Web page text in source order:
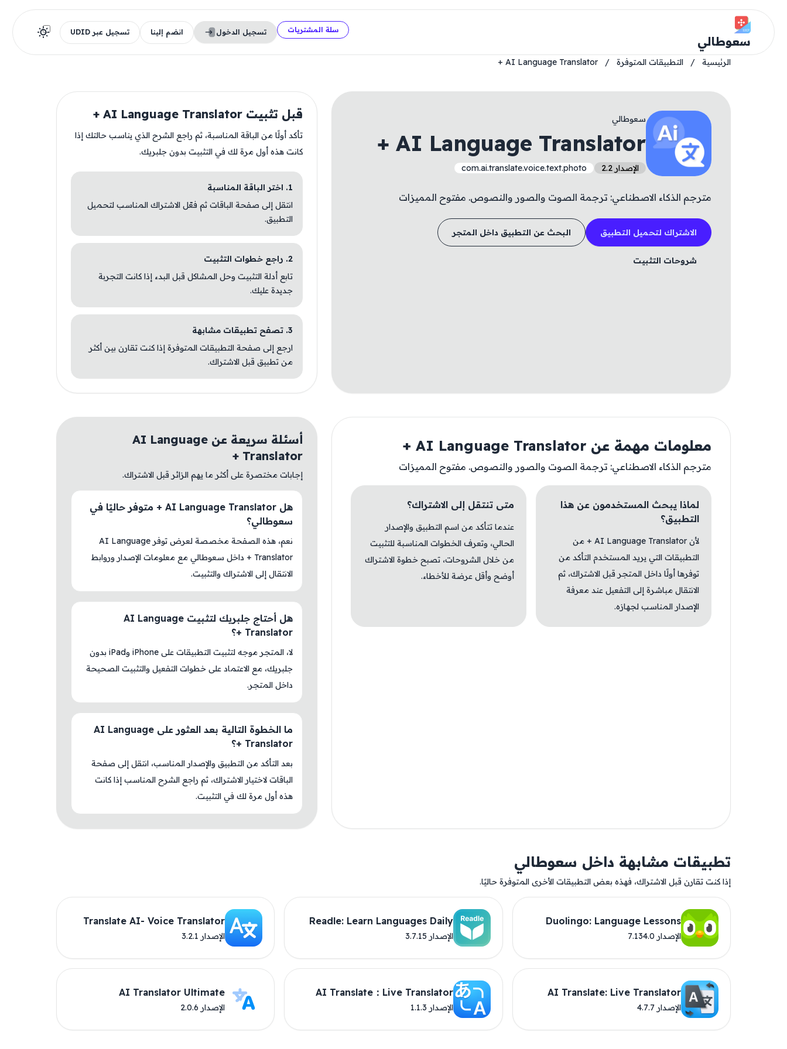
سعوطالي
سلة المشتريات تسجيل الدخول انضم إلينا تسجيل عبر UDID
الرئيسية / التطبيقات المتوفرة /
AI Language Translator +
سعوطالي
AI Language Translator +
الإصدار 2.2 com.ai.translate.voice.text.photo
مترجم الذكاء الاصطناعي: ترجمة الصوت والصور والنصوص. مفتوح المميزات
الاشتراك لتحميل التطبيق البحث عن التطبيق داخل المتجر
شروحات التثبيت
قبل تثبيت AI Language Translator +
تأكد أولًا من الباقة المناسبة، ثم راجع الشرح الذي يناسب حالتك إذا
كانت هذه أول مرة لك في التثبيت بدون جلبريك.
1. اختر الباقة المناسبة
انتقل إلى صفحة الباقات ثم فعّل الاشتراك المناسب لتحميل
التطبيق.
2. راجع خطوات التثبيت
تابع أدلة التثبيت وحل المشاكل قبل البدء إذا كانت التجربة
جديدة عليك.
3. تصفح تطبيقات مشابهة
ارجع إلى صفحة التطبيقات المتوفرة إذا كنت تقارن بين أكثر
من تطبيق قبل الاشتراك.
معلومات مهمة عن AI Language Translator +
مترجم الذكاء الاصطناعي: ترجمة الصوت والصور والنصوص. مفتوح المميزات
لماذا يبحث المستخدمون عن هذا
التطبيق؟
لأن AI Language Translator + من
التطبيقات التي يريد المستخدم التأكد من
توفرها أولًا داخل المتجر قبل الاشتراك، ثم
الانتقال مباشرة إلى التفعيل عند معرفة
الإصدار المناسب لجهازه.
متى تنتقل إلى الاشتراك؟
عندما تتأكد من اسم التطبيق والإصدار
الحالي، وتعرف الخطوات المناسبة للتثبيت
من خلال الشروحات، تصبح خطوة الاشتراك
أوضح وأقل عرضة للأخطاء.
أسئلة سريعة عن AI Language
Translator +
إجابات مختصرة على أكثر ما يهم الزائر قبل الاشتراك.
هل AI Language Translator + متوفر حاليًا في
سعوطالي؟
نعم، هذه الصفحة مخصصة لعرض توفر AI Language
Translator + داخل سعوطالي مع معلومات الإصدار وروابط
الانتقال إلى الاشتراك والتثبيت.
هل أحتاج جلبريك لتثبيت AI Language
Translator +؟
لا، المتجر موجه لتثبيت التطبيقات على iPhone وiPad بدون
جلبريك، مع الاعتماد على خطوات التفعيل والتثبيت الصحيحة
داخل المتجر.
ما الخطوة التالية بعد العثور على AI Language
Translator +؟
بعد التأكد من التطبيق والإصدار المناسب، انتقل إلى صفحة
الباقات لاختيار الاشتراك، ثم راجع الشرح المناسب إذا كانت
هذه أول مرة لك في التثبيت.
تطبيقات مشابهة داخل سعوطالي
إذا كنت تقارن قبل الاشتراك، فهذه بعض التطبيقات الأخرى المتوفرة حاليًا.
Duolingo: Language Lessons
الإصدار 7.134.0
Readle: Learn Languages Daily
الإصدار 3.7.15
Translate AI- Voice Translator
الإصدار 3.2.1
AI Translate: Live Translator
الإصدار 4.7.7
AI Translate：Live Translator
الإصدار 1.1.3
AI Translator Ultimate
الإصدار 2.0.6